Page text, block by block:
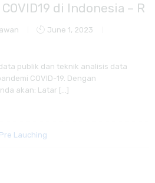
di Indonesia – R
June 1, 2023
publik dan teknik analisis data
COVID-19. Dengan
akan: Latar […]
Pre Lauching